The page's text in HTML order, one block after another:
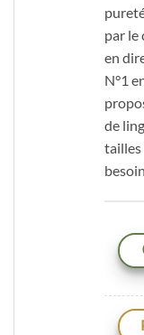
par le
en
N°1
de
tailles